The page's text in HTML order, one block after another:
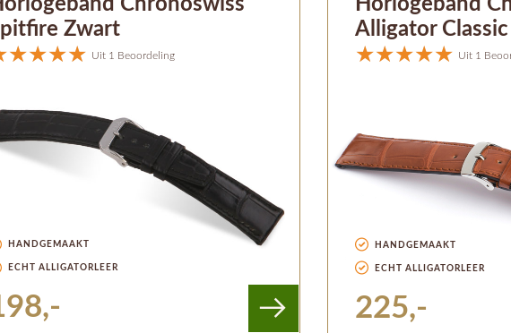
Chronoswiss
Zwart
Uit 1 Beoordeling
HANDGEMAAKT
ECHT ALLIGATORLEER
Horlogeband
Alligator
Uit 1
HANDGEMAAKT
ECHT ALLIGATORLEER
225,-